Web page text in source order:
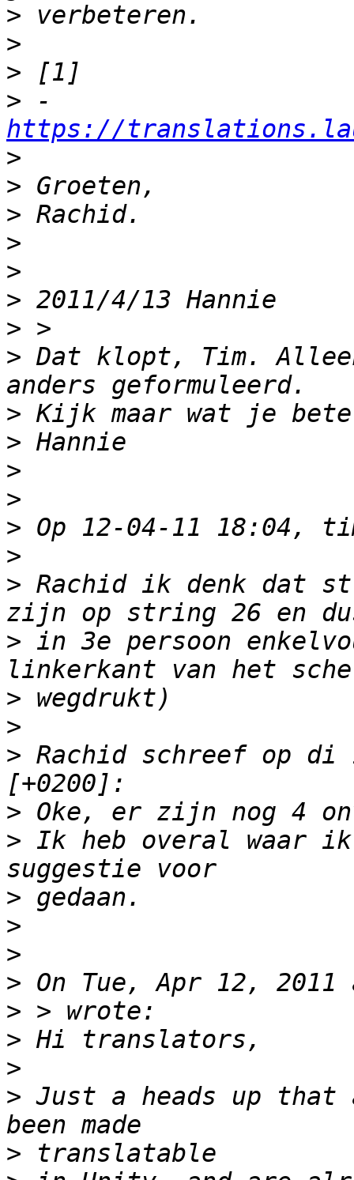
>
>
>
>
https://
>
>
>
>
>
>
>
> Dat klopt, Tim.
>
>
>
>
>
>
> Rachid ik denk dat
> in 3e persoon
>
>
> Rachid schreef op di
>
> Ik heb overal waar
>
>
>
>
>
>
>
> Just a heads up that
>